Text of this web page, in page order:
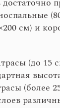
достаточно
см) и
(до 15
(более